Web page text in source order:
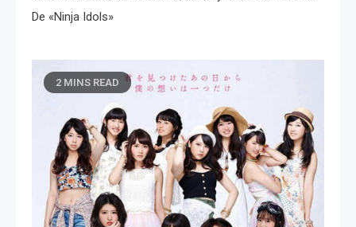
De «Ninja Idols»
2 MINS READ